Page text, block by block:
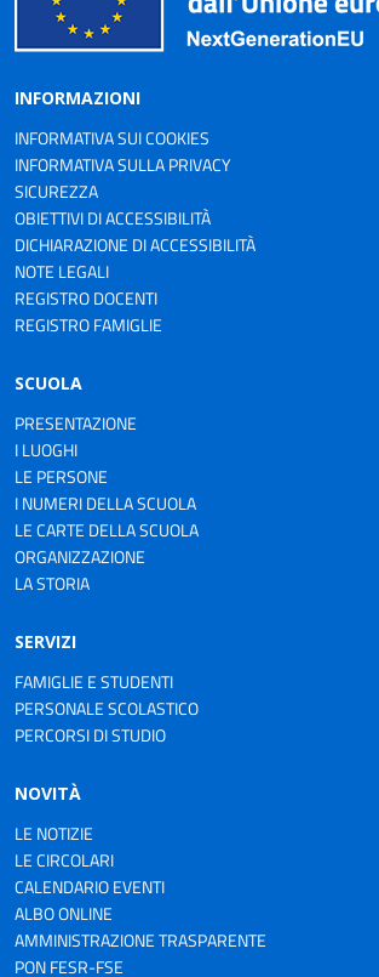
INFORMAZIONI
INFORMATIVA SUI COOKIES
INFORMATIVA SULLA PRIVACY
SICUREZZA
OBIETTIVI DI ACCESSIBILITÀ
DICHIARAZIONE DI ACCESSIBILITÀ
NOTE LEGALI
REGISTRO DOCENTI
REGISTRO FAMIGLIE
SCUOLA
PRESENTAZIONE
I LUOGHI
LE PERSONE
I NUMERI DELLA SCUOLA
LE CARTE DELLA SCUOLA
ORGANIZZAZIONE
LA STORIA
SERVIZI
FAMIGLIE E STUDENTI
PERSONALE SCOLASTICO
PERCORSI DI STUDIO
NOVITÀ
LE NOTIZIE
LE CIRCOLARI
CALENDARIO EVENTI
ALBO ONLINE
AMMINISTRAZIONE TRASPARENTE
PON FESR-FSE